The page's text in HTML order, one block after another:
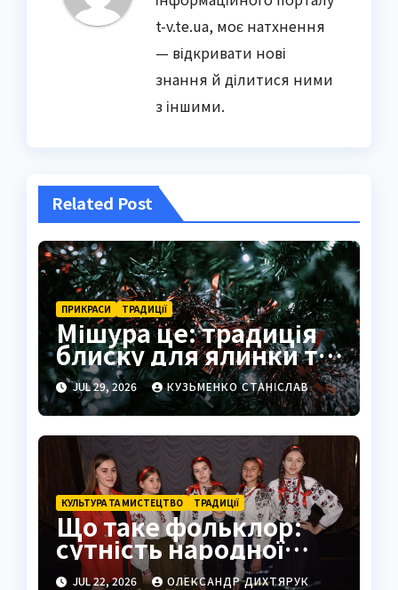
t-v.te.ua, моє натхнення
— відкривати нові
знання й ділитися ними
з іншими.
Related Post
ПРИКРАСИ ТРАДИЦІЇ
Мішура це: традиція
блиску для ялинки та
свята
JUL 29, 2026 КУЗЬМЕНКО СТАНІСЛАВ
КУЛЬТУРА ТА МИСТЕЦТВО ТРАДИЦІЇ
Що таке фольклор:
сутність народної
творчості
JUL 22, 2026 ОЛЕКСАНДР ДИХТЯРУК